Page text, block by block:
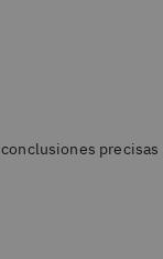
precisas